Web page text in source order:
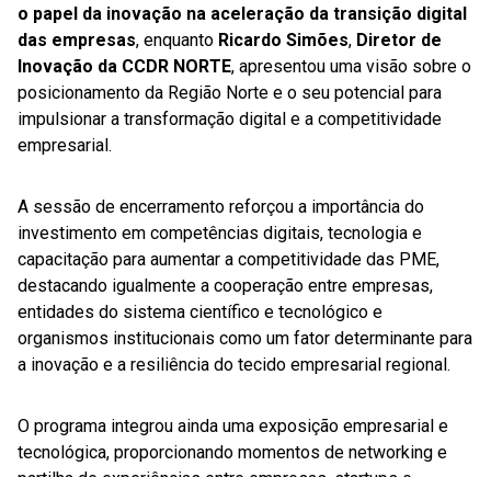
o papel da inovação na aceleração da transição digital
das empresas, enquanto Ricardo Simões, Diretor de
Inovação da CCDR NORTE, apresentou uma visão sobre o
posicionamento da Região Norte e o seu potencial para
impulsionar a transformação digital e a competitividade
empresarial.
A sessão de encerramento reforçou a importância do
investimento em competências digitais, tecnologia e
capacitação para aumentar a competitividade das PME,
destacando igualmente a cooperação entre empresas,
entidades do sistema científico e tecnológico e
organismos institucionais como um fator determinante para
a inovação e a resiliência do tecido empresarial regional.
O programa integrou ainda uma exposição empresarial e
tecnológica, proporcionando momentos de networking e